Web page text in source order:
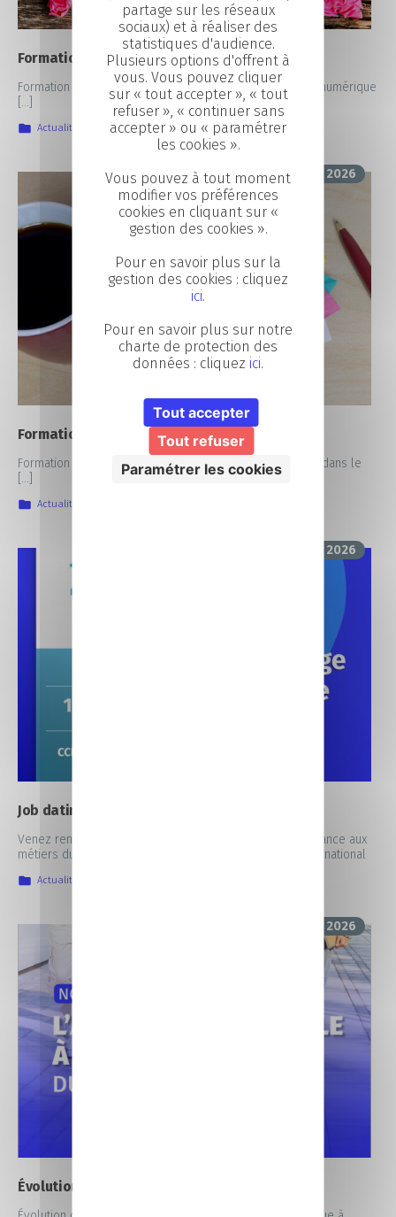
Formation informatique Laval
Formation informatique à Laval : accéder aux métiers du numérique​
[…]
Actualités Focus sur nos formations,IIA
Formation informatique en alternance
13 mai 2026
Formation informatique en alternance : une voie d’avenir dans le
[…]
Actualités
Job dating CCI Formation
3 avril 2026
Venez rencontrer les entreprises qui recrutent en alternance aux
métiers du Commerce, de la vente et du Commerce international
Actualités
Évolution de l’aide à l’embauche des apprentis
11 mars 2026
partage sur les réseaux
sociaux) et à réaliser des
statistiques d'audience.
Plusieurs options d'offrent à
vous. Vous pouvez cliquer
sur « tout accepter », « tout
refuser », « continuer sans
accepter » ou « paramétrer
les cookies ».
Vous pouvez à tout moment
modifier vos préférences
cookies en cliquant sur «
gestion des cookies ».
Pour en savoir plus sur la
gestion des cookies : cliquez
ici.
Pour en savoir plus sur notre
charte de protection des
données : cliquez ici.
Tout accepter
Tout refuser
Paramétrer les cookies